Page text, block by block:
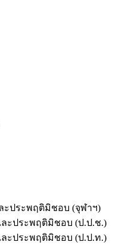
ะประพฤติมิชอบ (จุฬาฯ)
ละประพฤติมิชอบ (ป.ป.ช.)
ละประพฤติมิชอบ (ป.ป.ท.)